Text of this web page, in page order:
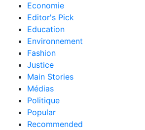
Economie
Editor's Pick
Education
Environnement
Fashion
Justice
Main Stories
Médias
Politique
Popular
Recommended